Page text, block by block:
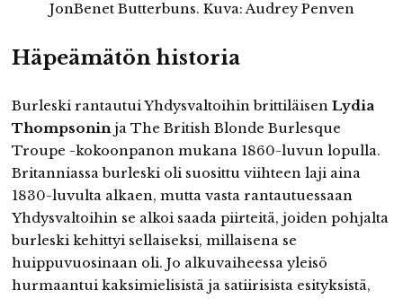
JonBenet Butterbuns. Kuva: Audrey Penven
Häpeämätön historia
Burleski rantautui Yhdysvaltoihin brittiläisen Lydia
Thompsoninja The British Blonde Burlesque
Troupe -kokoonpanon mukana 1860-luvun lopulla.
Britanniassa burleski oli suosittu viihteen laji aina
1830-luvulta alkaen, mutta vasta rantautuessaan
Yhdysvaltoihin se alkoi saada piirteitä, joiden pohjalta
burleski kehittyi sellaiseksi, millaisena se
huippuvuosinaan oli. Jo alkuvaiheessa yleisö
hurmaantui kaksimielisistä ja satiirisista esityksistä,